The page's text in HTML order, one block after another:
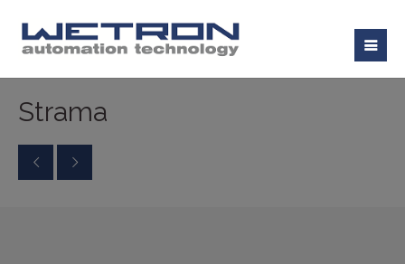
Strama